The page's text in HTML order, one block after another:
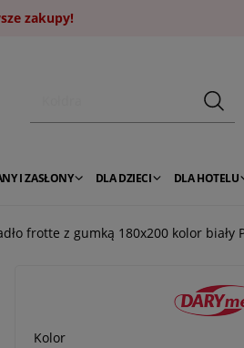
zakupy!
I ZASŁONY DLA DZIECI DLA HOTELU
frotte z gumką 180x200 kolor biały
Kolor